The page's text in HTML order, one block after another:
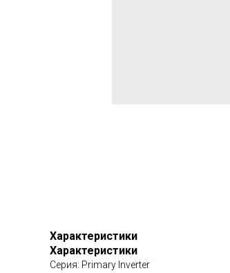
Характеристики
Характеристики
Серия: Primary Inverter